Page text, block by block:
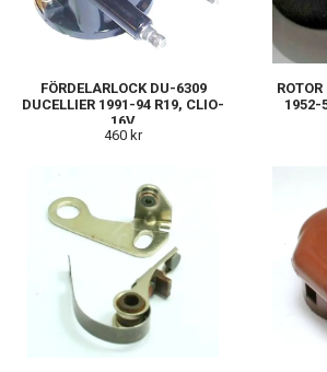
FÖRDELARLOCK DU-6309
DUCELLIER 1991-94 R19, CLIO-
16V
460 kr
1952-